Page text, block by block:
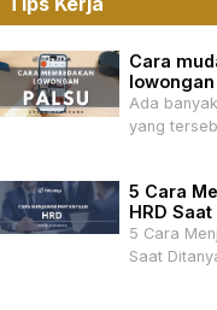
Cara
Ada
yang
5 Cara
HRD
Melamar
5 Cara
Saat